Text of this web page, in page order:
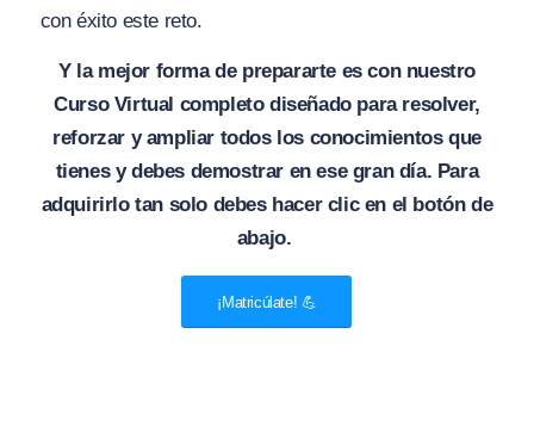
con éxito este reto.
Y la mejor forma de prepararte es con nuestro
Curso Virtual completo diseñado para resolver,
reforzar y ampliar todos los conocimientos que
tienes y debes demostrar en ese gran día. Para
adquirirlo tan solo debes hacer clic en el botón de
abajo.
¡Matricúlate! 💪